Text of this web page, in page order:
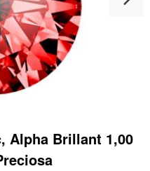
Alpha Brillant 1,00